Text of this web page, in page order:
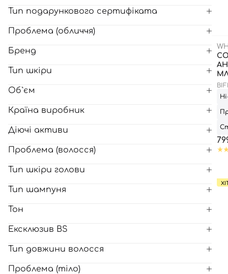
Всі
Тип подарункового сертифіката
Проблема (обличчя)
Бренд
Тип шкіри
Об`єм
Країна виробник
Діючі активи
Проблема (волосся)
Тип шкіри голови
Тип шампуня
Тон
Ексклюзив BS
Тип довжини волосся
Проблема (тіло)